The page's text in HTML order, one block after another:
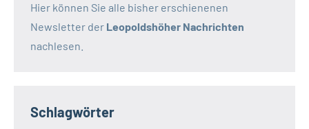
Hier können Sie alle bisher erschienenen
Newsletter der Leopoldshöher Nachrichten
nachlesen.
Schlagwörter